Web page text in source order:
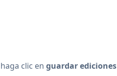
clic en guardar ediciones